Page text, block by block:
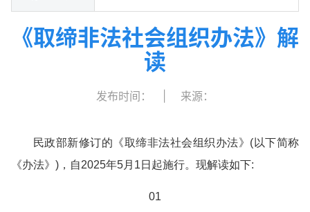
《取缔非法社会组织办法》解
读
发布时间： 来源：
民政部新修订的《取缔非法社会组织办法》(以下简称
《办法》)，自2025年5月1日起施行。现解读如下:
01